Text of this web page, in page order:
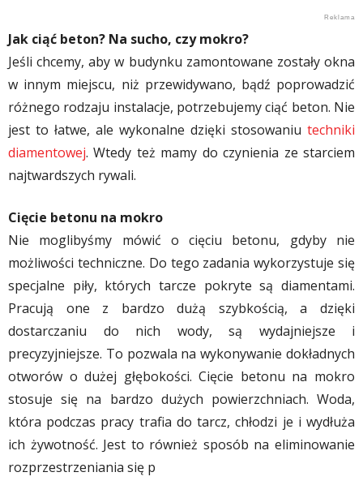
Jak ciąć beton? Na sucho, czy mokro?
Jeśli chcemy, aby w budynku zamontowane zostały okna
w innym miejscu, niż przewidywano, bądź poprowadzić
różnego rodzaju instalacje, potrzebujemy ciąć beton. Nie
jest to łatwe, ale wykonalne dzięki stosowaniu techniki
diamentowej. Wtedy też mamy do czynienia ze starciem
najtwardszych rywali.
Cięcie betonu na mokro
Nie moglibyśmy mówić o cięciu betonu, gdyby nie
możliwości techniczne. Do tego zadania wykorzystuje się
specjalne piły, których tarcze pokryte są diamentami.
Pracują one z bardzo dużą szybkością, a dzięki
dostarczaniu do nich wody, są wydajniejsze i
precyzyjniejsze. To pozwala na wykonywanie dokładnych
otworów o dużej głębokości. Cięcie betonu na mokro
stosuje się na bardzo dużych powierzchniach. Woda,
która podczas pracy trafia do tarcz, chłodzi je i wydłuża
ich żywotność. Jest to również sposób na eliminowanie
rozprzestrzeniania się p